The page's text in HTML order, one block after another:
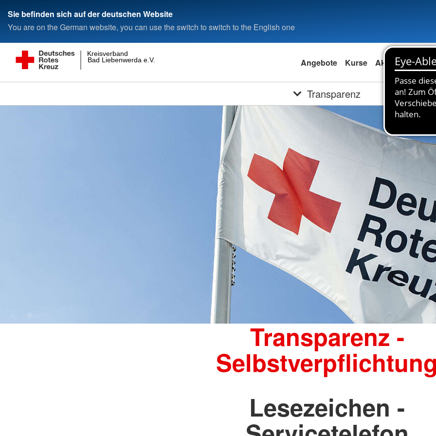
Sie befinden sich auf der deutschen Website
You are on the German website, you can use the switch to switch to the English one
Bad Liebenwerda e.V.
Kreisverband
Angebote Kurse Aktuell
Transparenz
Transparenz -
Lesezeichen -